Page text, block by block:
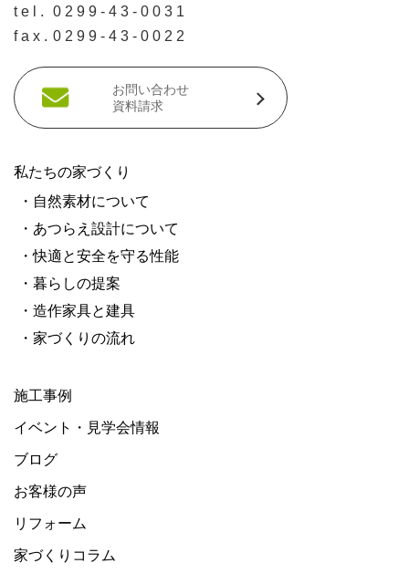
tel.
0299-43-0031
fax. 0299-43-0022
お問い合わせ
資料請求
私たちの家づくり
・自然素材について
・あつらえ設計について
・快適と安全を守る性能
・暮らしの提案
・造作家具と建具
・家づくりの流れ
施工事例
イベント・見学会情報
ブログ
お客様の声
リフォーム
家づくりコラム